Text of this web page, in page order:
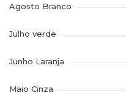
Agosto Branco
Julho verde
Junho Laranja
Maio Cinza